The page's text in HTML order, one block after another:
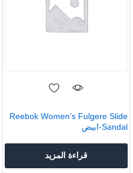
Reebok Women’s Fulgere Slide
Sandal-ابيض
قراءة المزيد